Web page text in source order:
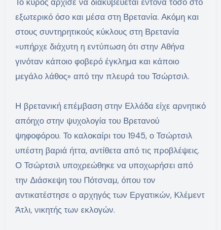
εξωτερικό όσο και μέσα στη Βρετανία. Ακόμη και
στους συντηρητικούς κύκλους στη Βρετανία
«υπήρχε διάχυτη η εντύπωση ότι στην Αθήνα
γινόταν κάποιο φοβερό έγκλημα και κάποιο
μεγάλο λάθος» από την πλευρά του Τσώρτσιλ.
Η βρετανική επέμβαση στην Ελλάδα είχε αρνητικό
απόηχο στην ψυχολογία του Βρετανού
ψηφοφόρου. Το καλοκαίρι του 1945, ο Τσώρτσιλ
υπέστη βαριά ήττα, αντίθετα από τις προβλέψεις.
Ο Τσώρτσιλ υποχρεώθηκε να υποχωρήσει από
την Διάσκεψη του Πότσναμ, όπου τον
αντικατέστησε ο αρχηγός των Εργατικών, Κλέμεντ
Άτλι, νικητής των εκλογών.